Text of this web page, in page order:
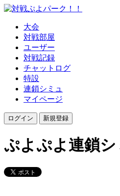
大会
対戦部屋
ユーザー
対戦記録
チャットログ
特設
連鎖シミュ
マイページ
ぷよぷよ連鎖シ